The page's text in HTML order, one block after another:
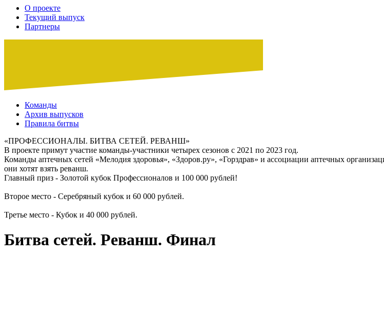
О проекте
Текущий выпуск
Партнеры
Команды
Архив выпусков
Правила битвы
«ПРОФЕССИОНАЛЫ. БИТВА СЕТЕЙ. РЕВАНШ»
В проекте примут участие команды-участники четырех сезонов с 2021 по 2023 год.
Команды аптечных сетей «Мелодия здоровья», «Здоров.ру», «Горздрав» и ассоциации аптечных
они хотят взять реванш.
Главный приз - Золотой кубок Профессионалов и 100 000 рублей!
Второе место - Серебряный кубок и 60 000 рублей.
Третье место - Кубок и 40 000 рублей.
Битва сетей. Реванш. Финал